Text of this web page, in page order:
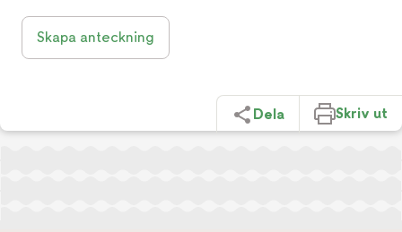
Skapa anteckning
Dela Skriv ut